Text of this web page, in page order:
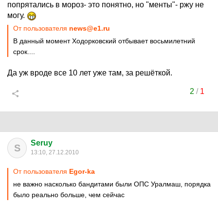
попрятались в мороз- это понятно, но "менты"- ржу не
могу.
От пользователя news@e1.ru
В данный момент Ходорковский отбывает восьмилетний
срок....
Да уж вроде все 10 лет уже там, за решёткой.
2 / 1
S Seruy
13:10, 27.12.2010
От пользователя Egor-ka
не важно насколько бандитами были ОПС Уралмаш, порядка
было реально больше, чем сейчас